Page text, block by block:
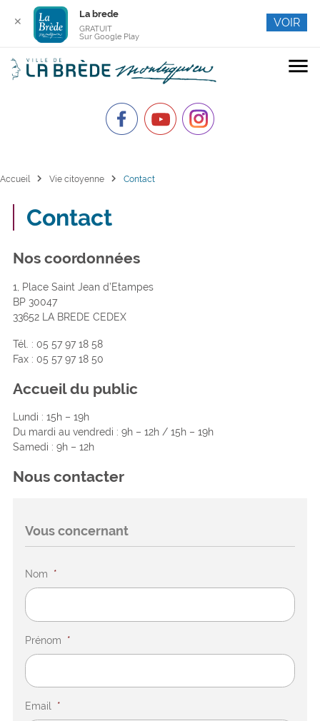
menu
Accueil chevron_right Vie citoyenne chevron_right Contact
Contact
Nos coordonnées
1, Place Saint Jean d’Etampes
BP 30047
33652 LA BREDE CEDEX
Tél. : 05 57 97 18 58
Fax : 05 57 97 18 50
Accueil du public
Lundi : 15h – 19h
Du mardi au vendredi : 9h – 12h / 15h – 19h
Samedi : 9h – 12h
Nous contacter
Vous concernant
Nom *
Prénom *
Email *
✕
La brede
GRATUIT
Sur Google Play
VOIR